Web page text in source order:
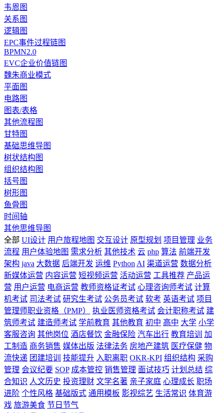
韦恩图
关系图
逻辑图
EPC事件过程链图
BPMN2.0
EVC企业价值链图
魏朱商业模式
平面图
电路图
图表/表格
其他流程图
甘特图
基础思维导图
树状结构图
组织结构图
括号图
树形图
鱼骨图
时间轴
其他思维导图
全部 UI设计 用户旅程地图 交互设计 原型规划 项目管理 业务
流程 用户体验地图 需求分析 其他技术 云 php 算法 前端开发
架构 java 大数据 后端开发 运维 Python AI 渠道运营 数据分析
新媒体运营 内容运营 短视频运营 活动运营 工具推荐 产品运
营 用户运营 电商运营 教师资格证考试 心理咨询师考试 计算
机考试 司法考试 研究生考试 公务员考试 软考 英语考试 项目
管理师职业资格（PMP）
执业医师资格考试 会计职称考试 建
筑师考试 建造师考试 学前教育 其他教育 初中 高中 大学 小学
客服咨询 其他岗位 酒店餐饮 金融保险 汽车出行 教育培训
加
工制造 商务销售 媒体出版 法律法务 房地产建筑 医疗保健 物
流快递 团建培训 技能提升 入职离职 OKR-KPI 组织结构 采购
管理 会议纪要 SOP 成本管控 销售管理 面试技巧 计划总结 综
合知识 人文历史 投资理财 文学名著 亲子家庭 心理成长 职场
进阶 个性风格 基础版式 通用模板 影视综艺 生活常识 体育游
戏 旅游美食 节日节气